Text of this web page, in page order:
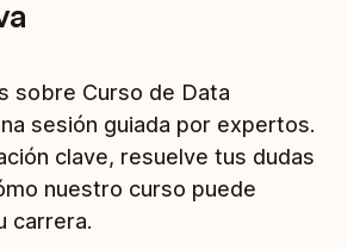
sobre Curso de Data
sesión guiada por expertos.
clave, resuelve tus dudas
nuestro curso puede
carrera.